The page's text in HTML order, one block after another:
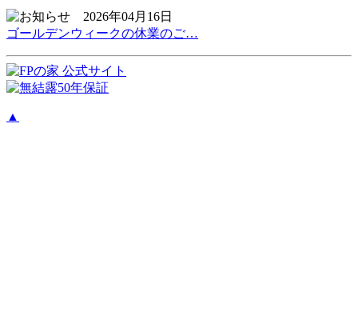
2026年04月16日
ゴールデンウィークの休業のご…
▲